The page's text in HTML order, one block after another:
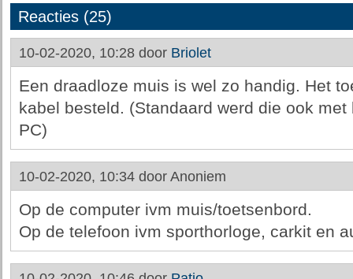
Reacties (25)
10-02-2020, 10:28 door Briolet
Een draadloze muis is wel zo handig. Het
kabel besteld. (Standaard werd die ook
PC)
10-02-2020, 10:34 door Anoniem
Op de computer ivm muis/toetsenbord.
Op de telefoon ivm sporthorloge, carkit en